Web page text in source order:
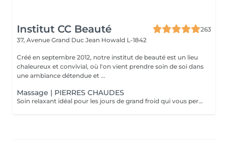
Institut CC Beauté
263
37, Avenue Grand Duc Jean Howald L-1842
Créé en septembre 2012, notre institut de beauté est un lieu
chaleureux et convivial, où l'on vient prendre soin de soi dans
une ambiance détendue et ...
Massage | PIERRES CHAUDES
Soin relaxant idéal pour les jours de grand froid qui vous permettra de plonger dans un univers de détente absolu. La chaleur soulage les tensions et atténue les douleurs en décontractant les muscles fatigués. Les fonctions énergétiques du corps sont ré-harmonisés par les pierres chaudes. C'est un excellent détoxifiant